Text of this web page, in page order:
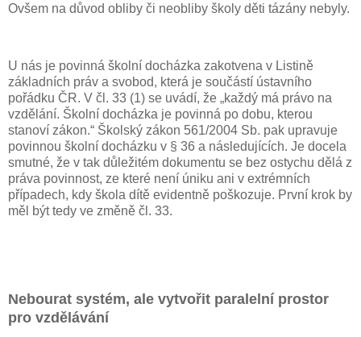
Ovšem na důvod obliby či neobliby školy děti tázány nebyly.
U nás je povinná školní docházka zakotvena v Listině
základních práv a svobod, která je součástí ústavního
pořádku ČR. V čl. 33 (1) se uvádí, že „každý má právo na
vzdělání. Školní docházka je povinná po dobu, kterou
stanoví zákon.“ Školský zákon 561/2004 Sb. pak upravuje
povinnou školní docházku v § 36 a následujících. Je docela
smutné, že v tak důležitém dokumentu se bez ostychu dělá z
práva povinnost, ze které není úniku ani v extrémních
případech, kdy škola dítě evidentně poškozuje. První krok by
měl být tedy ve změně čl. 33.
Nebourat systém, ale vytvořit paralelní prostor
pro vzdělávání